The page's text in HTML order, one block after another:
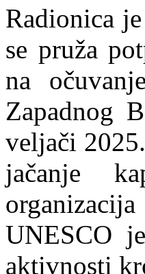
Radionica
se pruža
na
Zapadnog
veljači
jačanje
UNESCO
aktivnosti